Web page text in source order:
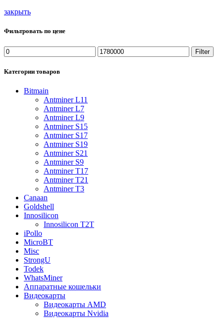
закрыть
Фильтровать по цене
Filter
Категории товаров
Bitmain
Antminer L11
Antminer L7
Antminer L9
Antminer S15
Antminer S17
Antminer S19
Antminer S21
Antminer S9
Antminer T17
Antminer T21
Antminer T3
Canaan
Goldshell
Innosilicon
Innosilicon T2T
iPollo
MicroBT
Misc
StrongU
Todek
WhatsMiner
Аппаратные кошельки
Видеокарты
Видеокарты AMD
Видеокарты Nvidia